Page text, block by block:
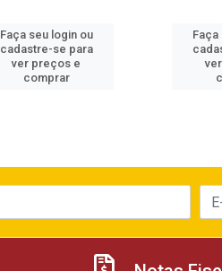
Faça seu login ou
cadastre-se para
ver preços e
comprar
Faça